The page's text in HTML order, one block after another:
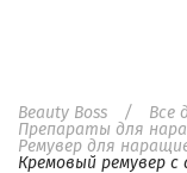
Beauty Boss
Все
Препараты для
Ремувер для
Кремовый ремувер